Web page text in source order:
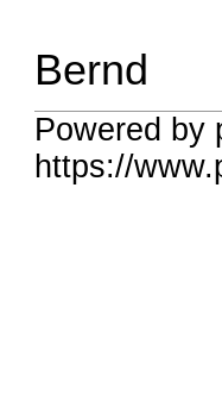
Bernd
Powered by
https://